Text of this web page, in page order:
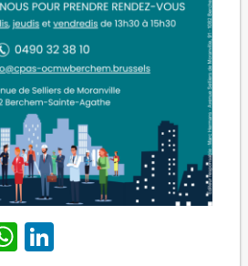
WhatsApp
LinkedIn